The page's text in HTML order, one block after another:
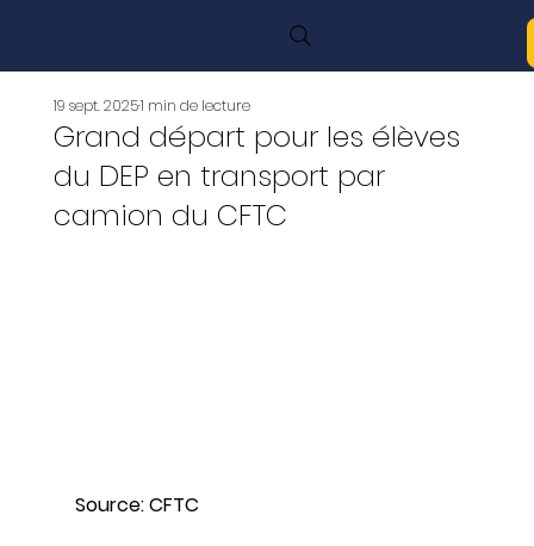
Grand départ pour les élèves
du DEP en transport par
camion du CFTC
19 sept. 20251 min de lecture
Source: CFTC